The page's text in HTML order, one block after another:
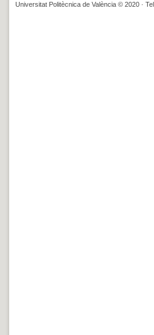
Universitat Politècnica de València © 2020 ·